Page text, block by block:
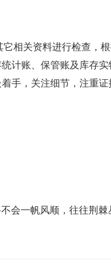
相关资料进行检查，
计账、保管账及库存实
手，关注细节，注重
会一帆风顺，往往荆